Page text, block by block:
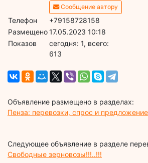
Сообщение автору
Телефон
+79158728158
Размещено17.05.2023 10:18
Показов
cегодня: 1, всего:
613
Объявление размещено в разделах:
Пенза: перевозки, спрос и предложение
Следующее объявление в разделе
Свободные зерновозы!!!..!!!